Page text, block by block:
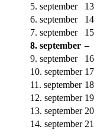
5. september
13
6. september
14
7. september
15
8. september –
9. september
16
10. september 17
11. september 18
12. september 19
13. september 20
14. september 21